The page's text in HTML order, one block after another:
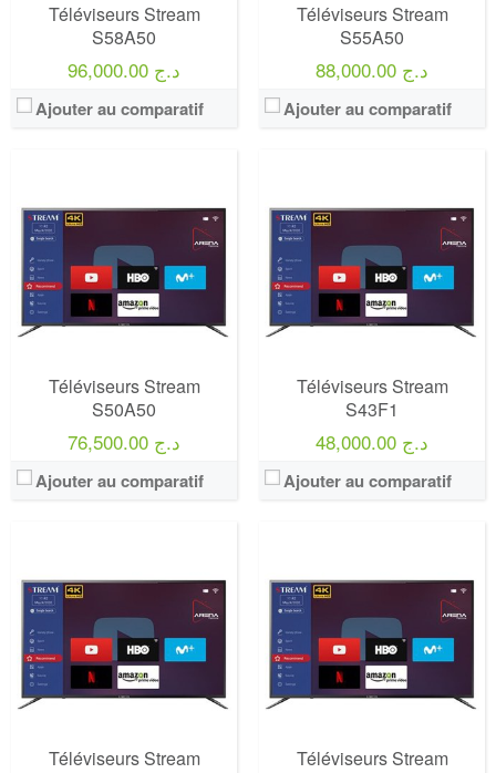
Téléviseurs Stream
S58A50
96,000.00 د.ج
Ajouter au comparatif
Téléviseurs Stream
S55A50
88,000.00 د.ج
Ajouter au comparatif
Téléviseurs Stream
S50A50
76,500.00 د.ج
Ajouter au comparatif
Téléviseurs Stream
S43F1
48,000.00 د.ج
Ajouter au comparatif
Téléviseurs Stream
Prix:75000
Définition:UHD TV
View Details →
Téléviseurs Stream
Prix:75000
Définition:UHD TV
View Details →
Prix:75000
Définition:UHD TV
View Details →
Prix:75000
Définition:UHD TV
View Details →